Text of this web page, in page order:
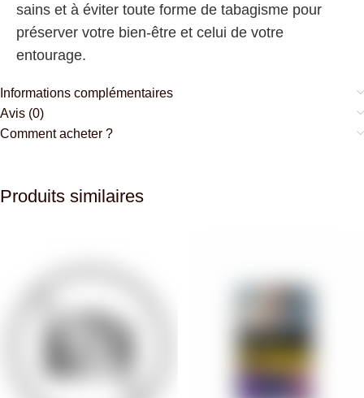
sains et à éviter toute forme de tabagisme pour
préserver votre bien-être et celui de votre
entourage.
Informations complémentaires
Avis (0)
Comment acheter ?
Produits similaires